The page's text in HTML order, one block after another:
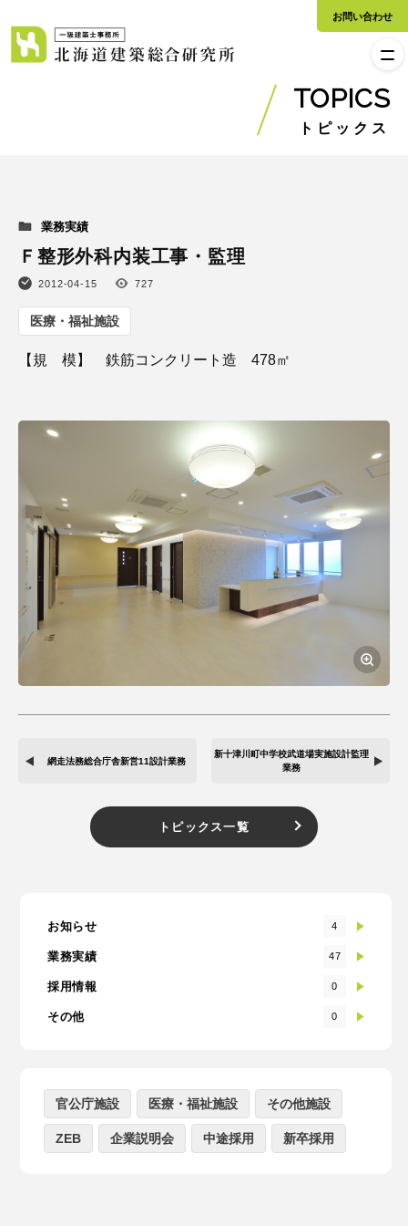
お問い合わせ
TOPICS
トピックス
業務実績
Ｆ整形外科内装工事・監理
2012-04-15 727
医療・福祉施設
【規 模】 鉄筋コンクリート造 478㎡
網走法務総合庁舎新営11設計業務
新十津川町中学校武道場実施設計監理
業務
トピックス一覧
お知らせ 4
業務実績 47
採用情報 0
その他 0
官公庁施設 医療・福祉施設 その他施設
ZEB 企業説明会 中途採用 新卒採用